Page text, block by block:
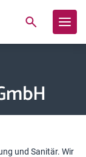
und Sanitär. Wir